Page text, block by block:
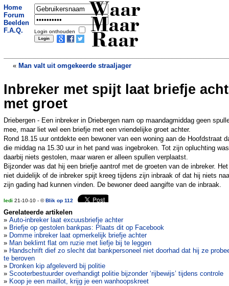
Home
Forum
Beelden
F.A.Q.
Login onthouden
Waar
Maar
Raar
« Man valt uit omgekeerde straaljager
Huizen met flatscreen gemarkeerd door
inbrekers»
Inbreker met spijt laat briefje
met groet
Driebergen - Een inbreker in Driebergen nam op maandagmiddag geen
mee, maar liet wel een briefje met een vriendelijke groet achter.
Rond 18.15 uur ontdekte een bewoner van een woning aan de Hoofdstraat
die middag na 15.30 uur in het pand was ingebroken. Tot zijn opluchting was
daarbij niets gestolen, maar waren er alleen spullen verplaatst.
Bijzonder was dat hij een briefje aantrof met de groeten van de inbreker.
niet duidelijk of de inbreker spijt kreeg tijdens zijn inbraak of dat hij niets
zijn gading had kunnen vinden. De bewoner deed aangifte van de inbraak.
ledi 21-10-10 - ©Blik op 112
Gerelateerde artikelen
» Auto-inbreker laat excuusbriefje achter
» Briefje op gestolen bankpas: Plaats dit op Facebook
» Domme inbreker laat opmerkelijk briefje achter
» Man beklimt flat om ruzie met liefje bij te leggen
» Handschrift dief zo slecht dat bankpersoneel niet doorhad dat hij ze
te beroven
» Dronken kip afgeleverd bij politie
» Scooterbestuurder overhandigt politie bijzonder ‘rijbewijs’ tijdens controle
» Koop je een maillot, krijg je een wanhoopskreet